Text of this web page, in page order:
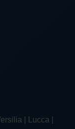
| Lucca |